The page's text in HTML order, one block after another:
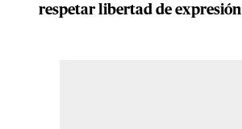
respetar libertad de expresión